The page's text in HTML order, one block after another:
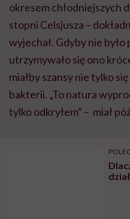
okresem chłodniejszych
stopni Celsjusza –
wyjechał. Gdyby nie
utrzymywało się ono
miałby szansy nie tylko
bakterii. „To natura
tylko odkryłem” – miał